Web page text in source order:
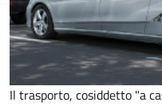
Il trasporto, cosiddetto "a